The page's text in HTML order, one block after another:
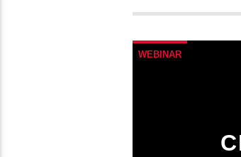
WEBINAR